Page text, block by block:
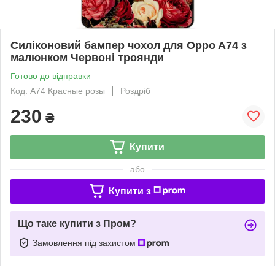
Силіконовий бампер чохол для Oppo A74 з
малюнком Червоні троянди
Готово до відправки
Код: A74 Красные розы
Роздріб
230 ₴
Купити
або
Купити з
Що таке купити з Пром?
Замовлення під захистом